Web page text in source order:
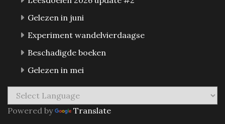
Gelezen in juni
Experiment wandelvierdaagse
Beschadigde boeken
Gelezen in mei
Powered by Translate